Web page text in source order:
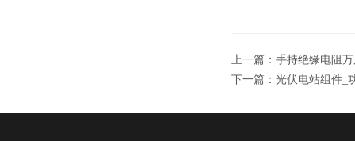
上一篇： 手持绝缘电阻
下一篇： 光伏电站组件_